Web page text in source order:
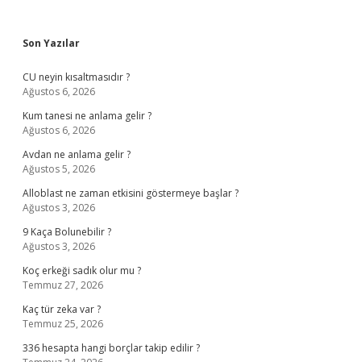
Sidebar
Son Yazılar
CU neyin kısaltmasıdır ?
Ağustos 6, 2026
Kum tanesi ne anlama gelir ?
Ağustos 6, 2026
Avdan ne anlama gelir ?
Ağustos 5, 2026
Alloblast ne zaman etkisini göstermeye başlar ?
Ağustos 3, 2026
9 Kaça Bolunebilir ?
Ağustos 3, 2026
Koç erkeği sadık olur mu ?
Temmuz 27, 2026
Kaç tür zeka var ?
Temmuz 25, 2026
336 hesapta hangi borçlar takip edilir ?